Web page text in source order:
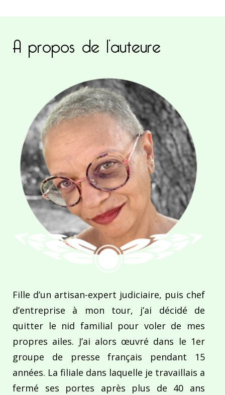
A propos de l’auteure
Fille d’un artisan-expert judiciaire, puis chef
d’entreprise à mon tour, j’ai décidé de
quitter le nid familial pour voler de mes
propres ailes. J’ai alors œuvré dans le 1er
groupe de presse français pendant 15
années. La filiale dans laquelle je travaillais a
fermé ses portes après plus de 40 ans